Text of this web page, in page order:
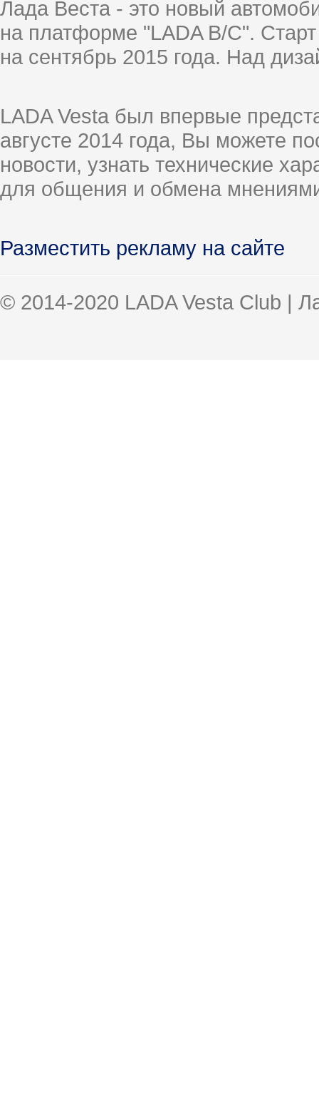
Лада Веста - это новый
на платформе "LADA B/C".
на сентябрь 2015 года. Над
LADA Vesta был впервые
августе 2014 года, Вы можете
новости, узнать технические
для общения и обмена
Разместить рекламу на сайте
© 2014-2020 LADA Vesta Club |